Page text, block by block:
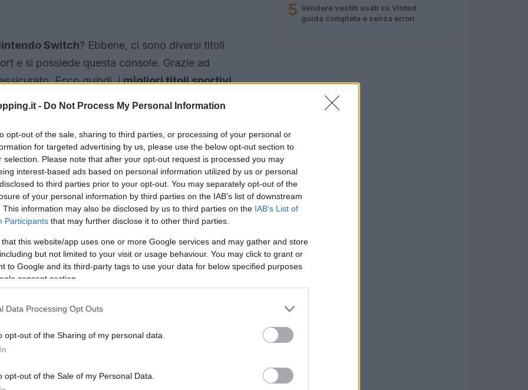
- Do Not Process My Personal Information
opt-out of the sale, sharing to third parties, or processing of your personal or
for targeted advertising by us, please use the below opt-out section to
selection. Please note that after your opt-out request is processed you may
interest-based ads based on personal information utilized by us or personal
to third parties prior to your opt-out. You may separately opt-out of the
of your personal information by third parties on the IAB’s list of downstream
This information may also be disclosed by us to third parties on the IAB’s List of
Participants that may further disclose it to other third parties.
that this website/app uses one or more Google services and may gather and store
but not limited to your visit or usage behaviour. You may click to grant or
to Google and its third-party tags to use your data for below specified purposes
consent section.
Data Processing Opt Outs
opt-out of the Sharing of my personal data.
opt-out of the Sale of my Personal Data.
Switch? Ebbene, ci sono diversi titoli
e si possiede questa console. Grazie ad
Ecco quindi, imigliori titoli sportivi
nella propria collezione.
sono i migliori giochi sport per Nintendo
5 Vendere vestiti usati su Vinted:
guida completa e senza errori